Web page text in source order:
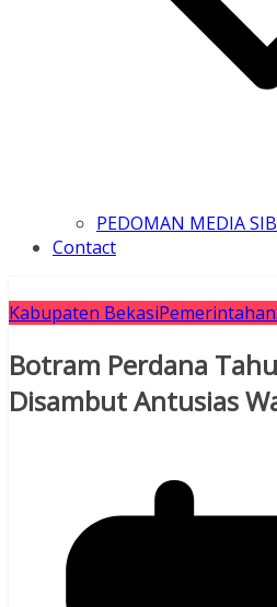
PEDOMAN MEDIA
Contact
Kabupaten BekasiPemerintahan
Botram Perdana
Disambut Antusias